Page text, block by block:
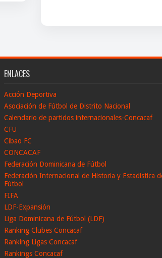
ENLACES
Acción Deportiva
Asociación de Fútbol de Distrito Nacional
Calendario de partidos internacionales-Concacaf
CFU
Cibao FC
CONCACAF
Federación Dominicana de Fútbol
Federación Internacional de Historia y Estadistica
Fútbol
FIFA
LDF-Expansión
Liga Dominicana de Fútbol (LDF)
Ranking Clubes Concacaf
Ranking Ligas Concacaf
Rankings Concacaf